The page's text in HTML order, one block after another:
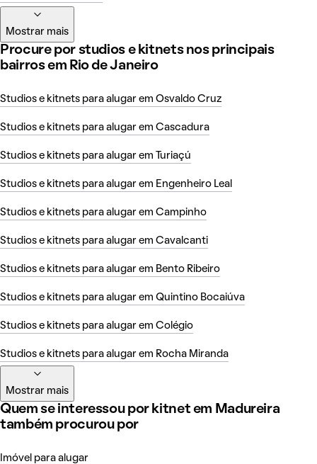
Mostrar mais
Procure por studios e kitnets nos principais
bairros em Rio de Janeiro
Studios e kitnets para alugar em Osvaldo Cruz
Studios e kitnets para alugar em Cascadura
Studios e kitnets para alugar em Turiaçú
Studios e kitnets para alugar em Engenheiro Leal
Studios e kitnets para alugar em Campinho
Studios e kitnets para alugar em Cavalcanti
Studios e kitnets para alugar em Bento Ribeiro
Studios e kitnets para alugar em Quintino Bocaiúva
Studios e kitnets para alugar em Colégio
Studios e kitnets para alugar em Rocha Miranda
Mostrar mais
Quem se interessou por kitnet em Madureira
também procurou por
Imóvel para alugar